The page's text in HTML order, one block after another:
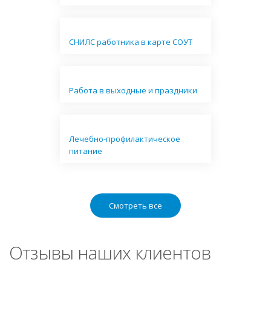
СНИЛС работника в карте СОУТ
Работа в выходные и праздники
Лечебно-профилактическое
питание
Смотреть все
Отзывы наших клиентов